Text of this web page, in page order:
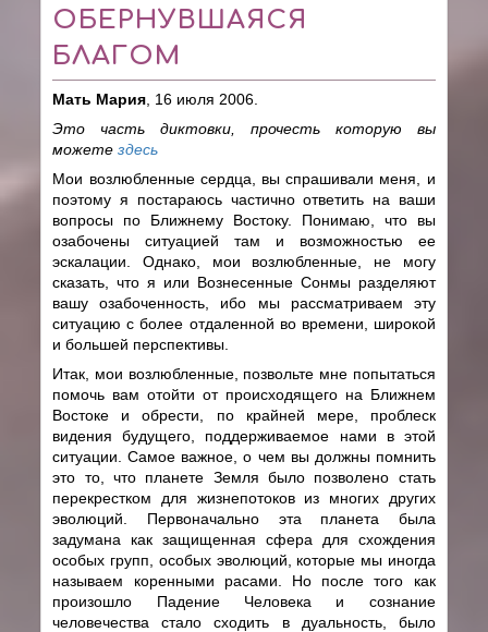
ОБЕРНУВШАЯСЯ
БЛАГОМ
Мать Мария , 16 июля 2006.
Это часть диктовки, прочесть которую вы
можетездесь
Мои возлюбленные сердца, вы спрашивали меня, и
поэтому я постараюсь частично ответить на ваши
вопросы по Ближнему Востоку. Понимаю, что вы
озабочены ситуацией там и возможностью ее
эскалации. Однако, мои возлюбленные, не могу
сказать, что я или Вознесенные Сонмы разделяют
вашу озабоченность, ибо мы рассматриваем эту
ситуацию с более отдаленной во времени, широкой
и большей перспективы.
Итак, мои возлюбленные, позвольте мне попытаться
помочь вам отойти от происходящего на Ближнем
Востоке и обрести, по крайней мере, проблеск
видения будущего, поддерживаемое нами в этой
ситуации. Самое важное, о чем вы должны помнить
это то, что планете Земля было позволено стать
перекрестком для жизнепотоков из многих других
эволюций. Первоначально эта планета была
задумана как защищенная сфера для схождения
особых групп, особых эволюций, которые мы иногда
называем коренными расами. Но после того как
произошло Падение Человека и сознание
человечества стало сходить в дуальность, было